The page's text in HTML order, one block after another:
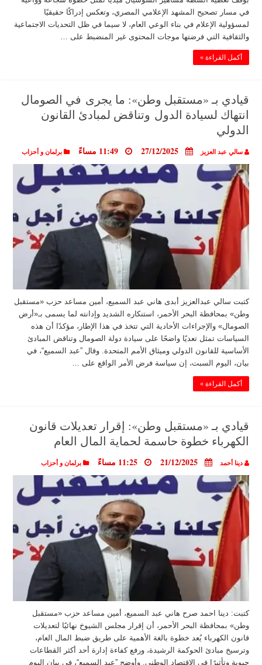
في مسار تصحيح المشهد الإعلامي المصري، وتعكس إدراكًا حقيقيًا
لمسؤولية الإعلام في بناء الوعي العام، لا سيما في ظل التحديات الاجتماعية
والثقافية التي فرضتها موجات المحتوى غير المنضبط على …
أكمل القراءة »
قيادي بـ «مستقبل وطن»: ما يجرى في الصومال
انتهاك لسيادة الدول وتناقض لمبادئ القانون
الدولي
سالي عبد العزيز 27/12/2025 11:49 مساءً برلمان و أحزاب
كتبت سالي عبدالعزيز أبدى هاني عبد السميع، أمين مساعد حزب «مستقبل
وطن» بمحافظة البحر الأحمر، استنكاره الشديد وإدانته لما يسمى بـ«أرض
الصومال» والإجراءات الأحادية التي تتخذ في هذا الإطار، مؤكدًا أن هذه
السياسات تمثل تعديًا واضحًا على سيادة دولة الصومال وتناقض المبادئ
الأساسية للقانون الدولي وميثاق الأمم المتحدة. وقال ”عبد السميع“، في
بيان، اليوم السبت، إن سياسة فرض الأمر الواقع على …
أكمل القراءة »
قيادي بـ «مستقبل وطن»: إقرار تعديلات قانون
الكهرباء خطوة حاسمة لحماية المال العام
دينا أحمد 21/12/2025 11:25 مساءً برلمان و أحزاب
كتبت: دينا احمد صرح هاني عبد السميع، أمين مساعد حزب «مستقبل
وطن» بمحافظة البحر الأحمر، أن إقرار مجلس الشيوخ نهائيًا لتعديلات
قانون الكهرباء يُعد خطوة بالغة الأهمية على طريق ضبط المال العام،
وترسيخ مبادئ الحوكمة الرشيدة، ورفع كفاءة إدارة أحد أكثر القطاعات
حيوية وتأثيرًا في الاقتصاد الوطني. وأوضح ”عبد السميع“، في بيان اليوم